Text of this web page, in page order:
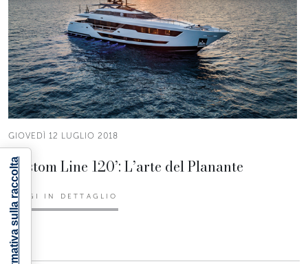
GIOVEDÌ 12 LUGLIO 2018
Custom Line 120’: L’arte del Planante
LEGGI IN DETTAGLIO
Informativa sulla raccolta